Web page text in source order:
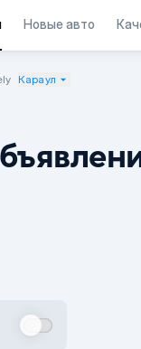
Новые авто
Караул